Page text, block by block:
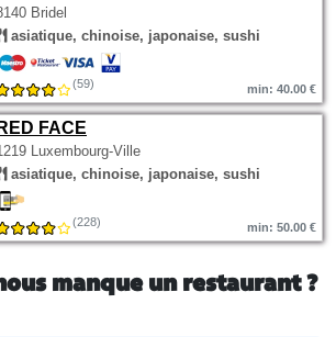
Bridel
asiatique, chinoise, japonaise, sushi
(59) min: 40.00 €
RED FACE
Luxembourg-Ville
asiatique, chinoise, japonaise, sushi
(228) min: 50.00 €
manque un restaurant ?